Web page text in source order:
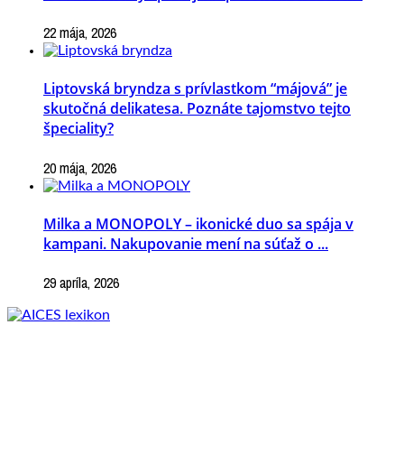
22 mája, 2026
Liptovská bryndza s prívlastkom “májová” je
skutočná delikatesa. Poznáte tajomstvo tejto
špeciality?
20 mája, 2026
Milka a MONOPOLY – ikonické duo sa spája v
kampani. Nakupovanie mení na súťaž o ...
29 apríla, 2026